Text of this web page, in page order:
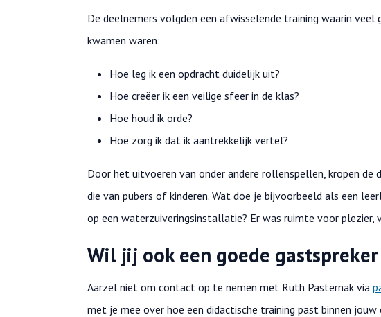
De deelnemers volgden een afwisselende training waarin veel
kwamen waren:
Hoe leg ik een opdracht duidelijk uit?
Hoe creëer ik een veilige sfeer in de klas?
Hoe houd ik orde?
Hoe zorg ik dat ik aantrekkelijk vertel?
Door het uitvoeren van onder andere rollenspellen, kropen
die van pubers of kinderen. Wat doe je bijvoorbeeld als een
op een waterzuiveringsinstallatie? Er was ruimte voor plezier,
Wil jij ook een goede
Aarzel niet om contact op te nemen met Ruth Pasternak via
met je mee over hoe een didactische training past binnen jouw